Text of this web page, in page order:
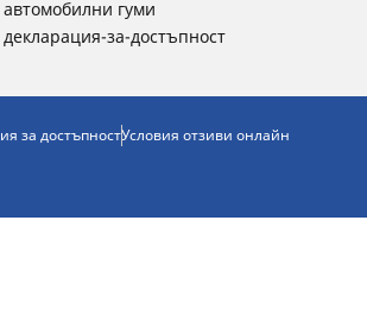
автомобилни гуми
декларация-за-достъпност
за достъпностУсловия отзиви онлайн